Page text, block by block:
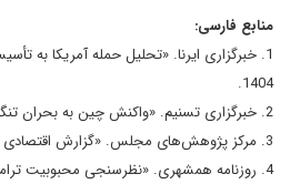
منابع فارسی:
1. خبرگزاری ایرنا. «تحلیل حمله آمریکا به
1404.
2. خبرگزاری تسنیم. «واکنش چین به بحران تنگه هرمز». فروردین 1405.
3. مرکز پژوهش‌های مجلس. «گزارش اقتصادی چین 2026». اردیبهشت 1405.